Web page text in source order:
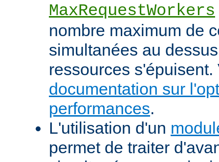
MaxRequestWorkers
nombre maximum de
simultanées au
ressources s'épuisent.
documentation sur
performances.
L'utilisation d'un
permet de traiter